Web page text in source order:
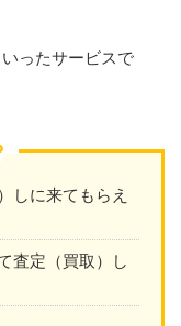
ったサービスで
しに来てもらえ
査定（買取）し